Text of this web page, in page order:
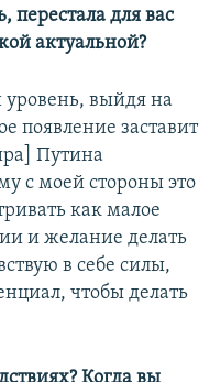
перестала для вас
актуальной?
выйдя на
появление заставит
Путина
с моей стороны это
как малое
и желание делать
в себе силы,
чтобы делать